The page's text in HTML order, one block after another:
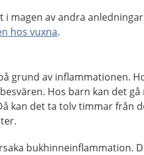
i magen av andra
hos vuxna.
grund av inflammationen.
Hos barn kan det
kan det ta tolv timmar från
bukhinneinflammation.